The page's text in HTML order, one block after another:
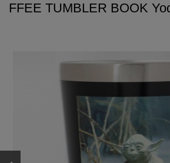
FFEE TUMBLER BOOK